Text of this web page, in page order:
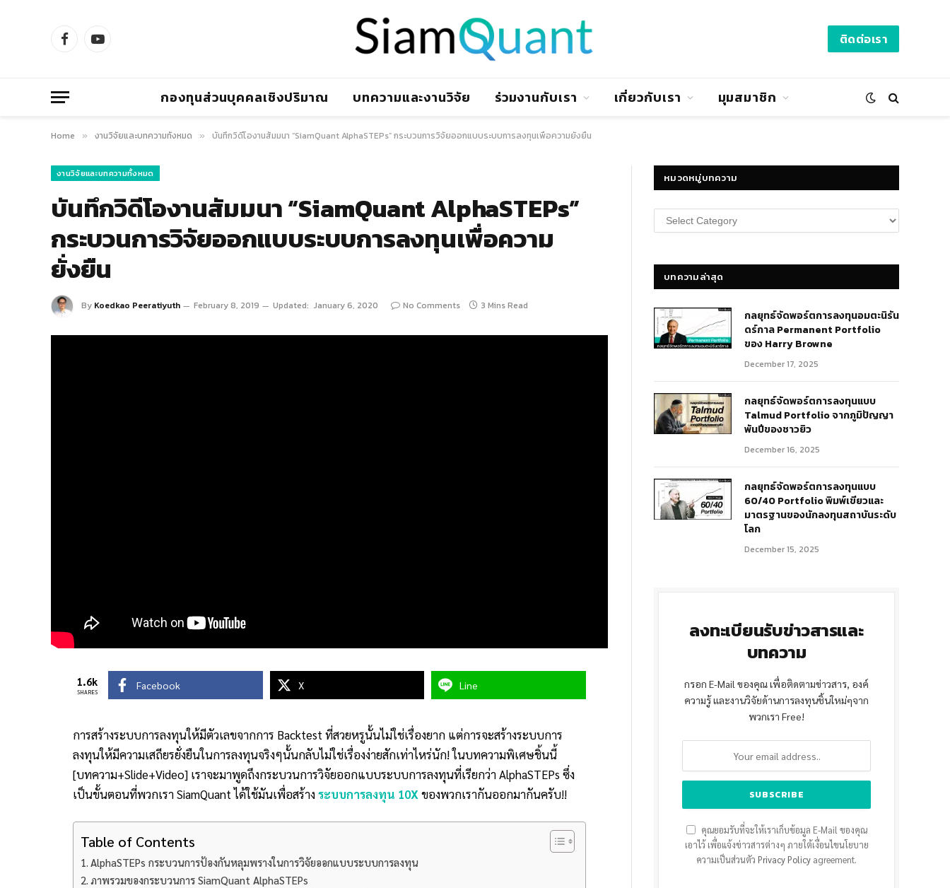
FacebookYouTube ติดต่อเรา
กองทุนส่วนบุคคลเชิงปริมาณ บทความและงานวิจัย ร่วมงานกับเรา เกี่ยวกับเรา มุมสมาชิก
Home » งานวิจัยและบทความทั้งหมด » บันทึกวิดีโองานสัมมนา “SiamQuant AlphaSTEPs” กระบวนการวิจัยออกแบบระบบการลงทุนเพื่อความยั่งยืน
งานวิจัยและบทความทั้งหมด
บันทึกวิดีโองานสัมมนา “SiamQuant AlphaSTEPs”
กระบวนการวิจัยออกแบบระบบการลงทุนเพื่อความ
ยั่งยืน
By Koedkao Peeratiyuth February 8, 2019 Updated: January 6, 2020 No Comments 3 Mins Read
1.6k
SHARES
Facebook X Line
การสร้างระบบการลงทุนให้มีตัวเลขจากการ Backtest ที่สวยหรูนั้นไม่ใช่เรื่องยาก แต่การจะสร้างระบบการ
ลงทุนให้มีความเสถียรยั่งยืนในการลงทุนจริงๆนั้นกลับไม่ใช่เรื่องง่ายสักเท่าไหร่นัก! ในบทความพิเศษชิ้นนี้
[บทความ+Slide+Video] เราจะมาพูดถึงกระบวนการวิจัยออกแบบระบบการลงทุนที่เรียกว่า AlphaSTEPs ซึ่ง
เป็นขั้นตอนที่พวกเรา SiamQuant ได้ใช้มันเพื่อสร้างระบบการลงทุน 10X ของพวกเรากันออกมากันครับ!!
Table of Contents
AlphaSTEPs กระบวนการป้องกันหลุมพรางในการวิจัยออกแบบระบบการลงทุน
ภาพรวมของกระบวนการ SiamQuant AlphaSTEPs
หมวดหมู่บทความ
หมวด
หมู่
บทความล่าสุด
กลยุทธ์​จัดพอร์ตการลงทุนอมตะนิรัน
ดร์กาล Permanent Portfolio
ของ Harry Browne
December 17, 2025
กลยุทธ์จัดพอร์ตการลงทุนแบบ
Talmud Portfolio จากภูมิปัญญา
พันปีของชาวยิว
December 16, 2025
กลยุทธ์จัดพอร์ตการลงทุนแบบ
60/40 Portfolio พิมพ์เขียวและ
มาตรฐานของนักลงทุนสถาบันระดับ
โลก
December 15, 2025
ลงทะเบียนรับข่าวสารและ
บทความ
กรอก E-Mail ของคุณ เพื่อติดตามข่าวสาร, องค์
ความรู้ และงานวิจัยด้านการลงทุนชิ้นใหม่ๆจาก
พวกเรา Free!
คุณยอมรับที่จะให้เราเก็บข้อมูล E-Mail ของคุณ
เอาไว้ เพื่อแจ้งข่าวสารต่างๆ ภายใต้เงื่อนไขนโยบาย
ความเป็นส่วนตัว Privacy Policy agreement.